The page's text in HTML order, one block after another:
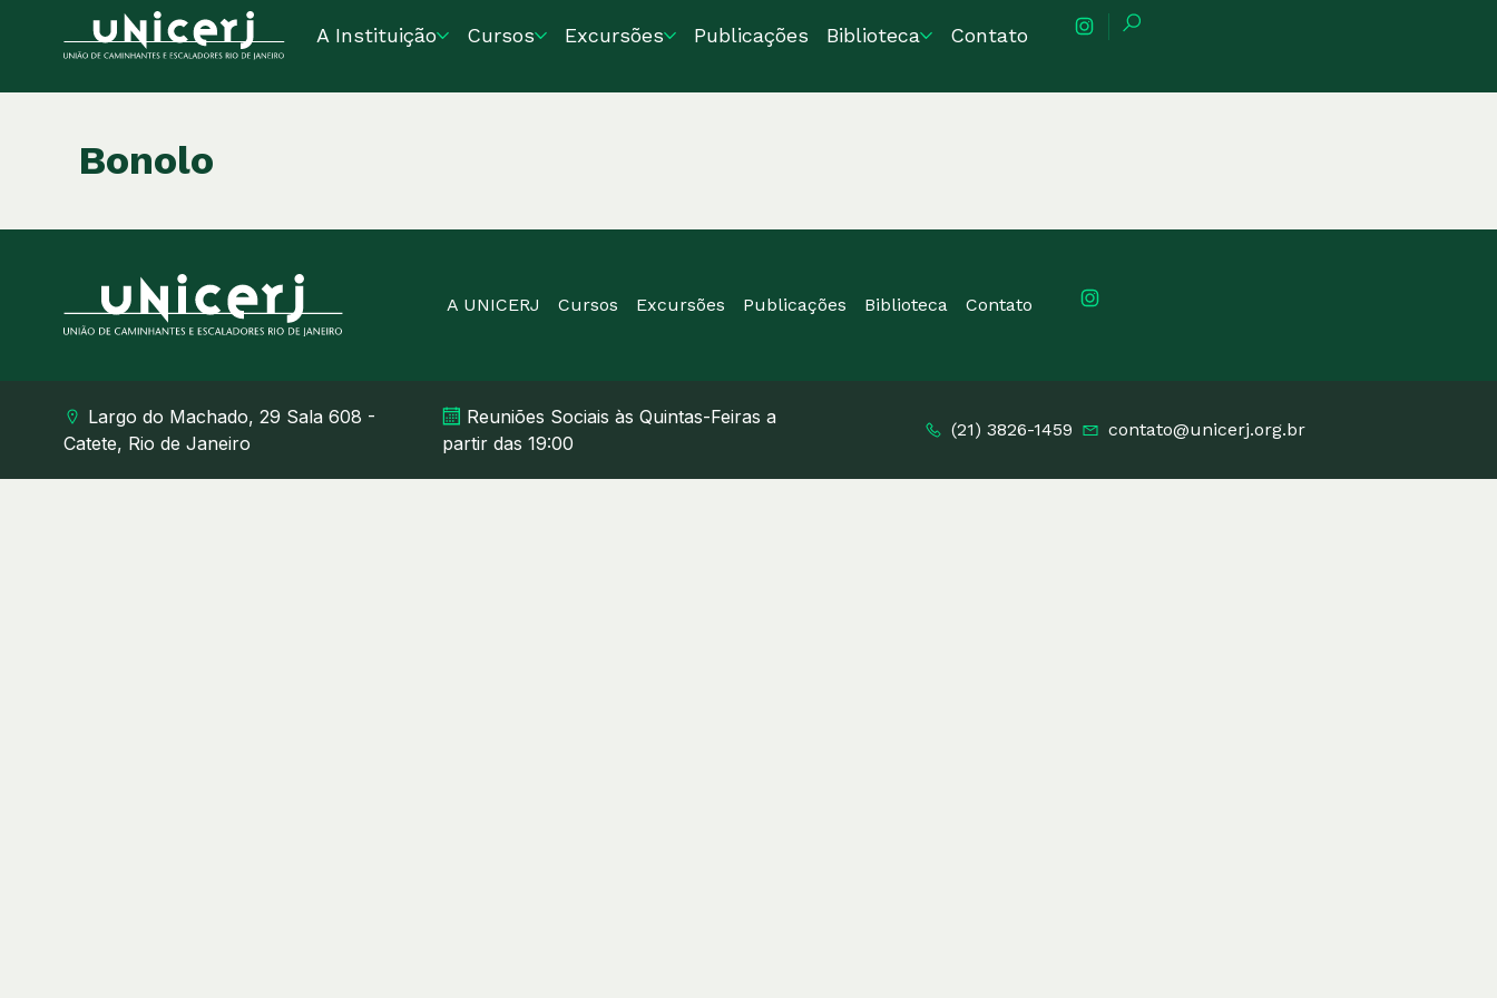
A Instituição Cursos Excursões Publicações Biblioteca Contato
Bonolo
A UNICERJ Cursos Excursões Publicações Biblioteca Contato
Largo do Machado, 29 Sala 608 -
Catete, Rio de Janeiro
Reuniões Sociais às Quintas-Feiras a
partir das 19:00
(21) 3826-1459 contato@unicerj.org.br